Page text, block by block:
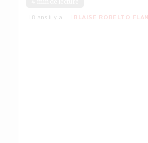
8 ans il y a BLAISE ROBELTO